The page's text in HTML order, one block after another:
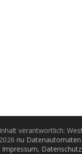
verantwortlich:
nu
Impressum, Datenschutz